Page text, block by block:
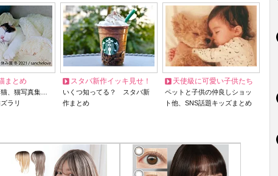
まとめ
、猫写真集…
ラリ
スタバ新作イッキ見せ！
いくつ知ってる？ スタバ新
作まとめ
天使級に可愛い子供たち
ペットと子供の仲良しショッ
ト他、SNS話題キッズまとめ